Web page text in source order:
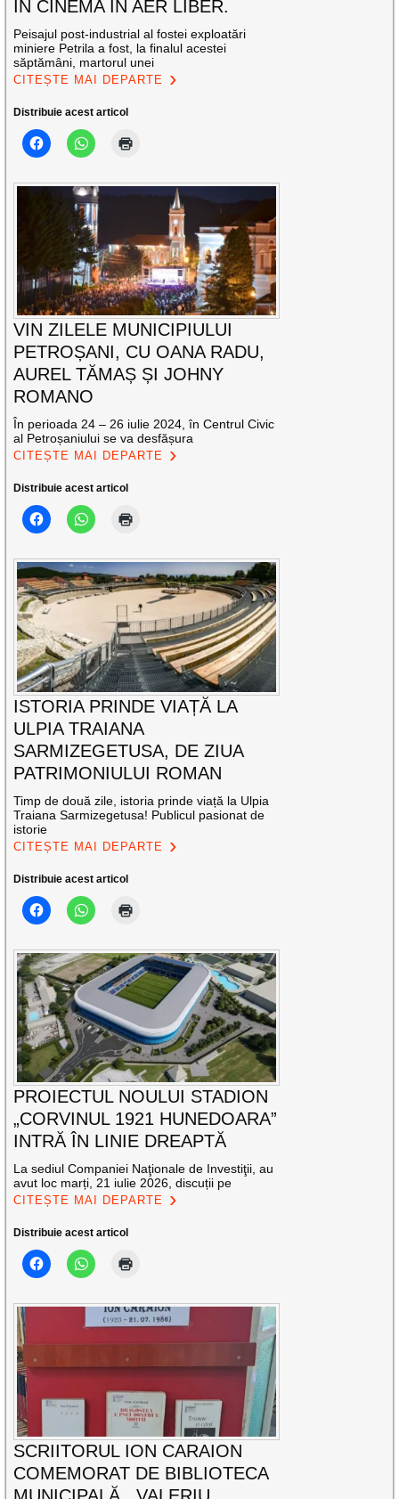
ÎN CINEMA ÎN AER LIBER.
Peisajul post-industrial al fostei exploatări
miniere Petrila a fost, la finalul acestei
săptămâni, martorul unei
CITEȘTE MAI DEPARTE
Distribuie acest articol
VIN ZILELE MUNICIPIULUI
PETROȘANI, CU OANA RADU,
AUREL TĂMAȘ ȘI JOHNY
ROMANO
În perioada 24 – 26 iulie 2024, în Centrul Civic
al Petroșaniului se va desfășura
CITEȘTE MAI DEPARTE
Distribuie acest articol
ISTORIA PRINDE VIAȚĂ LA
ULPIA TRAIANA
SARMIZEGETUSA, DE ZIUA
PATRIMONIULUI ROMAN
Timp de două zile, istoria prinde viață la Ulpia
Traiana Sarmizegetusa! Publicul pasionat de
istorie
CITEȘTE MAI DEPARTE
Distribuie acest articol
PROIECTUL NOULUI STADION
„CORVINUL 1921 HUNEDOARA”
INTRĂ ÎN LINIE DREAPTĂ
La sediul Companiei Naţionale de Investiţii, au
avut loc marți, 21 iulie 2026, discuții pe
CITEȘTE MAI DEPARTE
Distribuie acest articol
SCRIITORUL ION CARAION
COMEMORAT DE BIBLIOTECA